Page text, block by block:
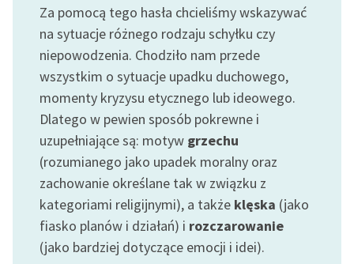
uczniów z
niepełnosprawnościami
Feministyczne inspiracje.
Popularyzacja
skandynawskiej literatury
feministycznej
Ręce pełne poezji
Kolekcje edukacyjne
twórców przechodzących
do domeny publicznej,
lektur szkolnych oraz
Starego Testamentu
Za pomocą tego hasła chcieliśmy wskazywać
na sytuacje różnego rodzaju schyłku czy
niepowodzenia. Chodziło nam przede
wszystkim o sytuacje upadku duchowego,
momenty kryzysu etycznego lub ideowego.
Dlatego w pewien sposób pokrewne i
uzupełniające są: motyw grzechu
(rozumianego jako upadek moralny oraz
zachowanie określane tak w związku z
kategoriami religijnymi), a także klęska (jako
fiasko planów i działań) i rozczarowanie
(jako bardziej dotyczące emocji i idei).